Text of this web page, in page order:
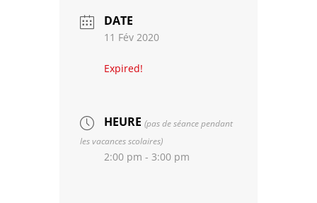
DATE
11 Fév 2020
Expired!
HEURE (pas de séance pendant
les vacances scolaires)
2:00 pm - 3:00 pm